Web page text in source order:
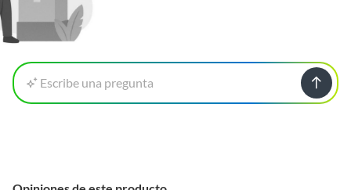
Escribe una pregunta